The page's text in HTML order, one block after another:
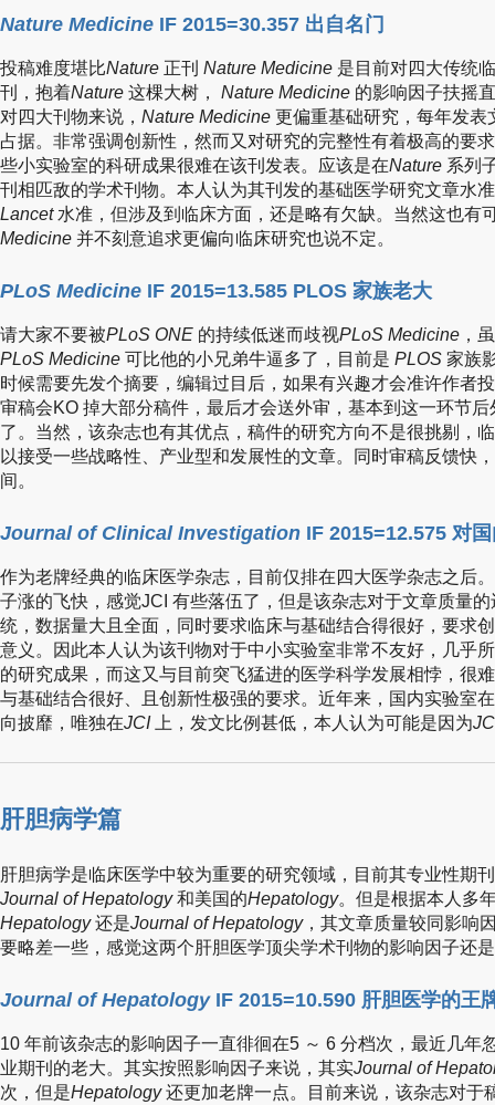
Nature Medicine IF 2015=30.357 出自名门
投稿难度堪比Nature 正刊 Nature Medicine 是目前对四大传统
刊，抱着Nature 这棵大树， Nature Medicine 的影响因子扶摇
对四大刊物来说， Nature Medicine 更偏重基础研究，每年发
占据。非常强调创新性，然而又对研究的完整性有着极高的要
些小实验室的科研成果很难在该刊发表。应该是在Nature 系列
刊相匹敌的学术刊物。本人认为其刊发的基础医学研究文章水
Lancet水准，但涉及到临床方面，还是略有欠缺。当然这也有
Medicine 并不刻意追求更偏向临床研究也说不定。
PLoS Medicine IF 2015=13.585 PLOS 家族老大
请大家不要被PLoS ONE 的持续低迷而歧视PLoS Medicine ，
PLoS Medicine 可比他的小兄弟牛逼多了，目前是 PLOS 家族
时候需要先发个摘要，编辑过目后，如果有兴趣才会准许作者
审稿会KO 掉大部分稿件，最后才会送外审，基本到这一环节
了。当然，该杂志也有其优点，稿件的研究方向不是很挑剔，
以接受一些战略性、产业型和发展性的文章。同时审稿反馈快
间。
Journal of Clinical Investigation IF 2015=12.575 对
作为老牌经典的临床医学杂志，目前仅排在四大医学杂志之后
子涨的飞快，感觉JCI 有些落伍了，但是该杂志对于文章质量
统，数据量大且全面，同时要求临床与基础结合得很好，要求
意义。因此本人认为该刊物对于中小实验室非常不友好，几乎
的研究成果，而这又与目前突飞猛进的医学科学发展相悖，很
与基础结合很好、且创新性极强的要求。近年来，国内实验室
向披靡，唯独在JCI上，发文比例甚低，本人认为可能是因为
肝胆病学篇
肝胆病学是临床医学中较为重要的研究领域，目前其专业性期
Journal of Hepatology和美国的Hepatology。但是根据本人多
Hepatology还是Journal of Hepatology，其文章质量较同影响
要略差一些，感觉这两个肝胆医学顶尖学术刊物的影响因子还
Journal of HepatologyIF 2015=10.590 肝胆医学的王
10 年前该杂志的影响因子一直徘徊在5 ～ 6 分档次，最近几年
业期刊的老大。其实按照影响因子来说，其实Journal of
次，但是Hepatology还更加老牌一点。目前来说，该杂志对于